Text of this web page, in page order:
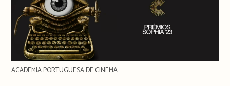
ACADEMIA PORTUGUESA DE CINEMA